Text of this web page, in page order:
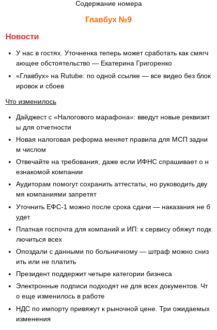
Содержание номера
Главбух №9
Новости
У нас в гостях. Уточненка теперь может сработать как смягч
ающее обстоятельство — Екатерина Григоренко
«Главбух» на Rutube: по одной ссылке — все видео без блок
ировок и сбоев
Что изменилось
Дайджест с «Налогового марафона»: введут новые реквизит
ы для отчетности
Новая налоговая реформа меняет правила для МСП задни
м числом
Отвечайте на требования, даже если ИФНС спрашивает о н
езнакомой компании
Аудиторам помогут сохранить аттестаты, но руководить дву
мя компаниями запретят
Уточнить ЕФС-1 можно после срока сдачи — наказания не б
удет
Платная госпочта для компаний и ИП: к сервису обяжут подк
лючиться всех
Опоздали с данными по больничному — штраф можно сниз
ить или не платить
Президент поддержит четыре категории бизнеса
Электронные подписи подходят не для всех документов. Чт
о еще изменилось в работе
НДС по импорту привяжут к рыночной цене. Три ожидаемых
изменения